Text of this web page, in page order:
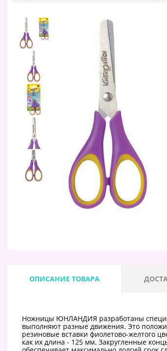
ОПИСАНИЕ ТОВАРА
Ножницы ЮНЛАНДИЯ разработаны
выполняют разные движения. Это
резиновые вставки фиолетово-желтого
как их длина - 125 мм. Закругленные